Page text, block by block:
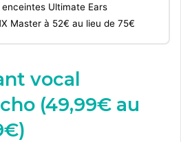
enceintes Ultimate Ears
Master à 52€ au lieu de 75€
vocal
(49,99€ au